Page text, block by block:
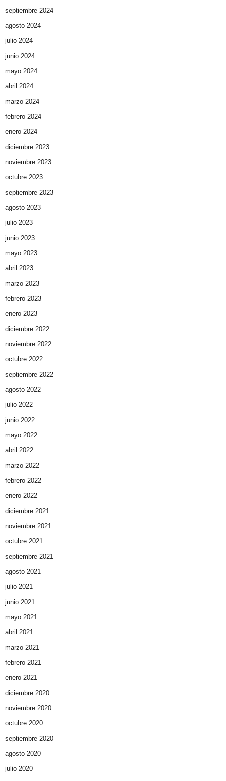
septiembre 2024
agosto 2024
julio 2024
junio 2024
mayo 2024
abril 2024
marzo 2024
febrero 2024
enero 2024
diciembre 2023
noviembre 2023
octubre 2023
septiembre 2023
agosto 2023
julio 2023
junio 2023
mayo 2023
abril 2023
marzo 2023
febrero 2023
enero 2023
diciembre 2022
noviembre 2022
octubre 2022
septiembre 2022
agosto 2022
julio 2022
junio 2022
mayo 2022
abril 2022
marzo 2022
febrero 2022
enero 2022
diciembre 2021
noviembre 2021
octubre 2021
septiembre 2021
agosto 2021
julio 2021
junio 2021
mayo 2021
abril 2021
marzo 2021
febrero 2021
enero 2021
diciembre 2020
noviembre 2020
octubre 2020
septiembre 2020
agosto 2020
julio 2020